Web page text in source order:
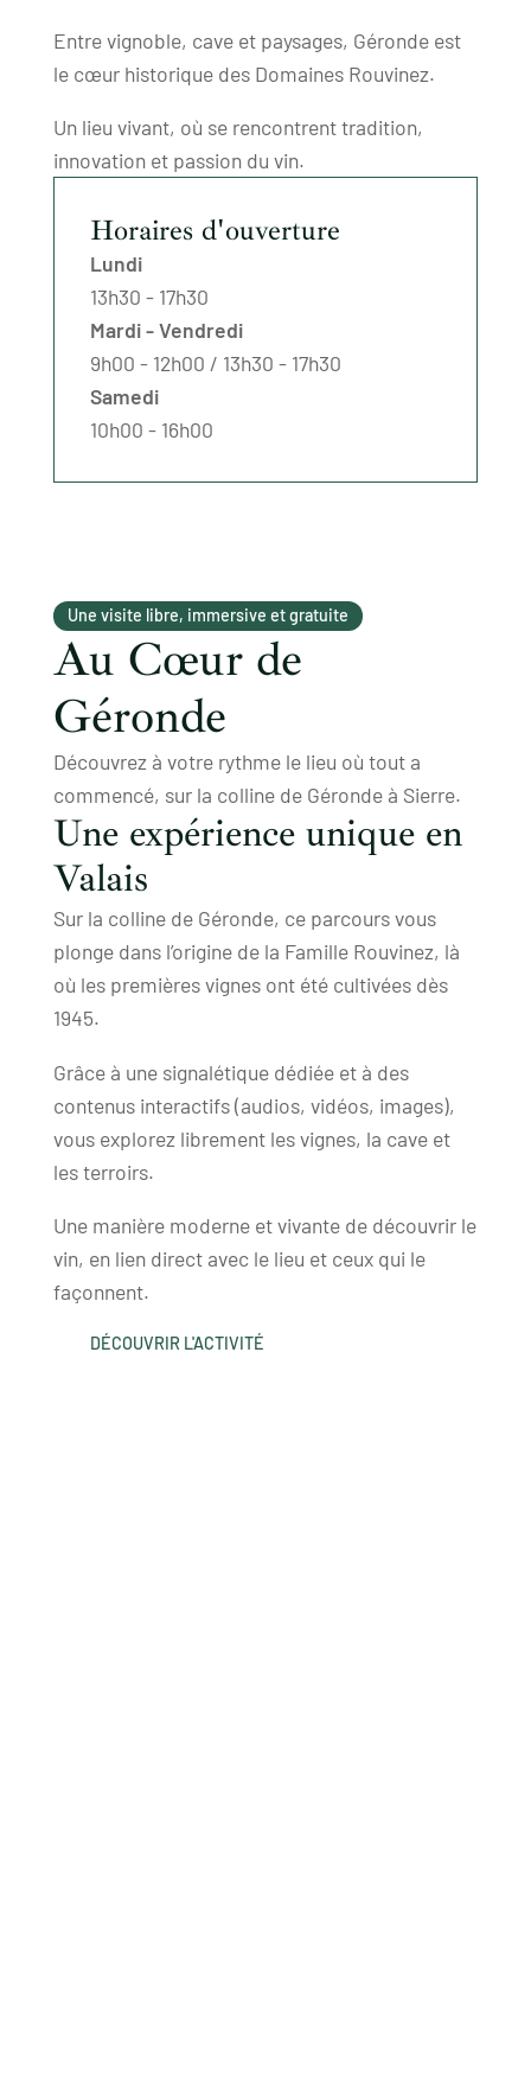
Entre vignoble, cave et paysages, Géronde est
le cœur historique des Domaines Rouvinez.
Un lieu vivant, où se rencontrent tradition,
innovation et passion du vin.
Horaires d'ouverture
Lundi
13h30 - 17h30
Mardi - Vendredi
9h00 - 12h00 / 13h30 - 17h30
Samedi
10h00 - 16h00
Une visite libre, immersive et gratuite
Au Cœur de
Géronde
Découvrez à votre rythme le lieu où tout a
commencé, sur la colline de Géronde à Sierre.
Une expérience unique en
Valais
Sur la colline de Géronde, ce parcours vous
plonge dans l’origine de la Famille Rouvinez, là
où les premières vignes ont été cultivées dès
1945.
Grâce à une signalétique dédiée et à des
contenus interactifs (audios, vidéos, images),
vous explorez librement les vignes, la cave et
les terroirs.
Une manière moderne et vivante de découvrir le
vin, en lien direct avec le lieu et ceux qui le
façonnent.
DÉCOUVRIR L'ACTIVITÉ